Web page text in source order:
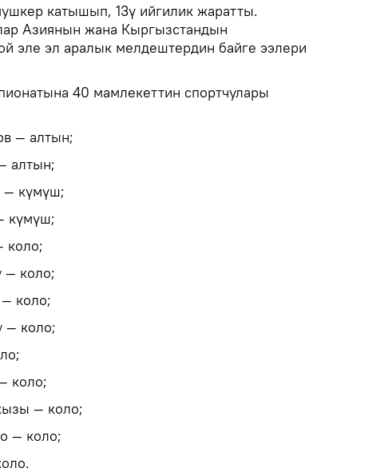
катышып, 13ү ийгилик жаратты.
Азиянын жана Кыргызстандын
эле эл аралык мелдештердин байге ээлери
40 мамлекеттин спортчулары
— алтын;
алтын;
— күмүш;
күмүш;
коло;
— коло;
— коло;
— коло;
коло;
— коло;
— коло;